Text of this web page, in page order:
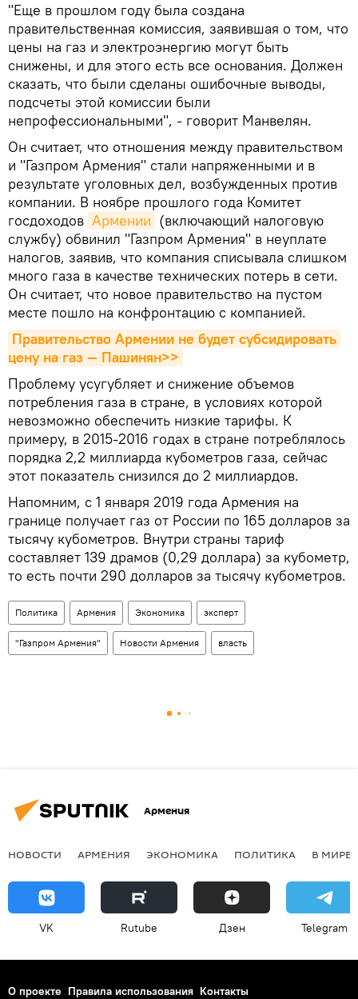
"Еще в прошлом году была создана
правительственная комиссия, заявившая о том, что
цены на газ и электроэнергию могут быть
снижены, и для этого есть все основания. Должен
сказать, что были сделаны ошибочные выводы,
подсчеты этой комиссии были
непрофессиональными", - говорит Манвелян.
Он считает, что отношения между правительством
и "Газпром Армения" стали напряженными и в
результате уголовных дел, возбужденных против
компании. В ноябре прошлого года Комитет
госдоходов Армении (включающий налоговую
службу) обвинил "Газпром Армения" в неуплате
налогов, заявив, что компания списывала слишком
много газа в качестве технических потерь в сети.
Он считает, что новое правительство на пустом
месте пошло на конфронтацию с компанией.
Правительство Армении не будет субсидировать
цену на газ — Пашинян>>
Проблему усугубляет и снижение объемов
потребления газа в стране, в условиях которой
невозможно обеспечить низкие тарифы. К
примеру, в 2015-2016 годах в стране потреблялось
порядка 2,2 миллиарда кубометров газа, сейчас
этот показатель снизился до 2 миллиардов.
Напомним, с 1 января 2019 года Армения на
границе получает газ от России по 165 долларов за
тысячу кубометров. Внутри страны тариф
составляет 139 драмов (0,29 доллара) за кубометр,
то есть почти 290 долларов за тысячу кубометров.
Политика Армения Экономика эксперт
"Газпром Армения" Новости Армения власть
Армения
НОВОСТИ АРМЕНИЯ ЭКОНОМИКА ПОЛИТИКА В МИРЕ
VK Rutube Дзен Telegram
О проекте Правила использования Контакты